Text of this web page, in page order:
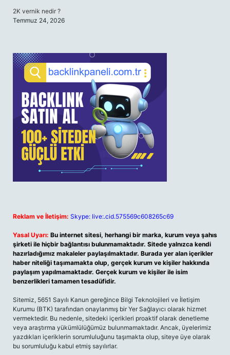
2K vernik nedir ?
Temmuz 24, 2026
Reklam ve İletişim: Skype: live:.cid.575569c608265c69
Yasal Uyarı: Bu internet sitesi, herhangi bir marka, kurum veya şahıs
şirketi ile hiçbir bağlantısı bulunmamaktadır. Sitede yalnızca kendi
hazırladığımız makaleler paylaşılmaktadır. Burada yer alan içerikler
haber niteliği taşımamakta olup, gerçek kurum ve kişiler hakkında
paylaşım yapılmamaktadır. Gerçek kurum ve kişiler ile isim
benzerlikleri tamamen tesadüfidir.
Sitemiz, 5651 Sayılı Kanun gereğince Bilgi Teknolojileri ve İletişim
Kurumu (BTK) tarafından onaylanmış bir Yer Sağlayıcı olarak hizmet
vermektedir. Bu nedenle, sitedeki içerikleri proaktif olarak denetleme
veya araştırma yükümlülüğümüz bulunmamaktadır. Ancak, üyelerimiz
yazdıkları içeriklerin sorumluluğunu taşımakta olup, siteye üye olarak
bu sorumluluğu kabul etmiş sayılırlar.